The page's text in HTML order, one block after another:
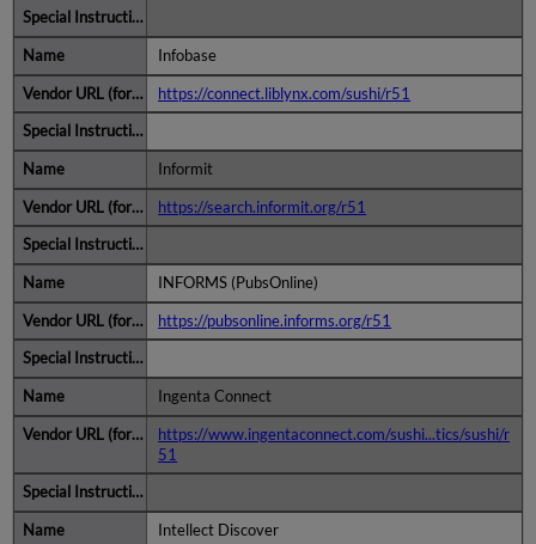
Infobase
https://connect.liblynx.com/sushi/r51
Informit
https://search.informit.org/r51
INFORMS (PubsOnline)
https://pubsonline.informs.org/r51
Ingenta Connect
https://www.ingentaconnect.com/sushi...tics/sushi/r
51
Intellect Discover